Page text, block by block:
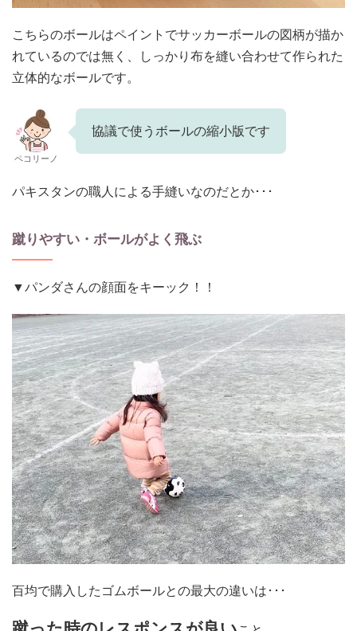
こちらのボールはペイントでサッカーボールの図柄が描か
れているのでは無く、しっかり布を縫い合わせて作られた
立体的なボールです。
ペコリーノ
協議で使うボールの縮小版です
パキスタンの職人による手縫いなのだとか･･･
蹴りやすい・ボールがよく飛ぶ
▼パンダさんの顔面をキーック！！
百均で購入したゴムボールとの最大の違いは･･･